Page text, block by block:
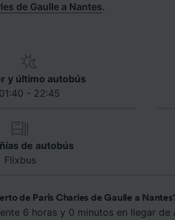
de Gaulle a Nantes.
y último autobús
01:40 - 22:45
de autobús
Flixbus
de Paris Charles de Gaulle a
6 horas y 0 minutos en llegar